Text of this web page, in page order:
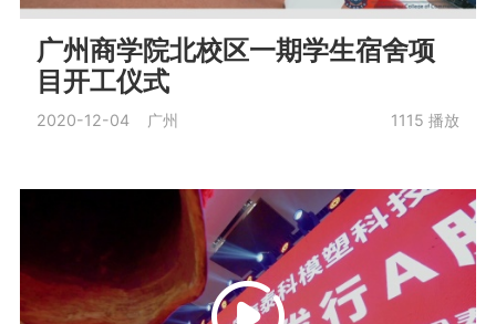
广州商学院北校区一期学生宿舍项
目开工仪式
2020-12-04 广州 1115 播放